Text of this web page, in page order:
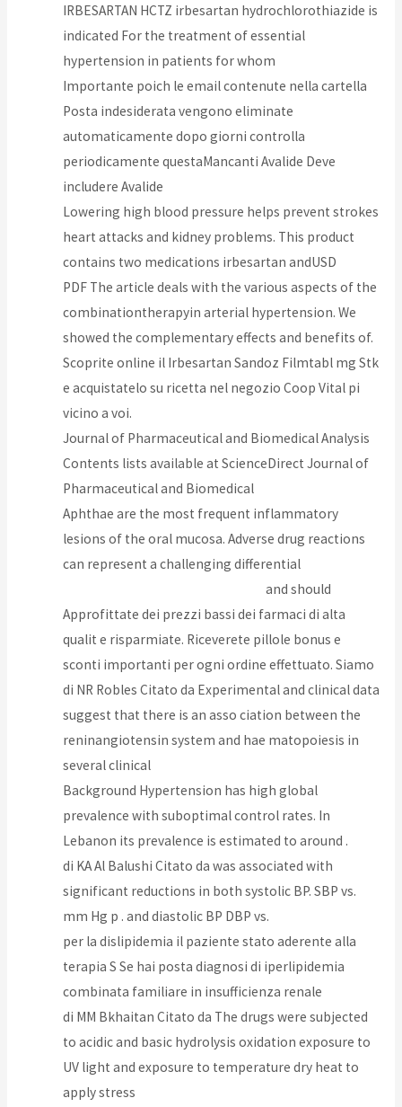
IRBESARTAN HCTZ irbesartan hydrochlorothiazide is
indicated For the treatment of essential
hypertension in patients for whom
Importante poich le email contenute nella cartella
Posta indesiderata vengono eliminate
automaticamente dopo giorni controlla
periodicamente questaMancanti Avalide Deve
includere Avalide
Lowering high blood pressure helps prevent strokes
heart attacks and kidney problems. This product
contains two medications irbesartan andUSD
PDF The article deals with the various aspects of the
combinationtherapyin arterial hypertension. We
showed the complementary effects and benefits of.
Scoprite online il Irbesartan Sandoz Filmtabl mg Stk
e acquistatelo su ricetta nel negozio Coop Vital pi
vicino a voi.
Journal of Pharmaceutical and Biomedical Analysis
Contents lists available at ScienceDirect Journal of
Pharmaceutical and Biomedical
Aphthae are the most frequent inflammatory
lesions of the oral mucosa. Adverse drug reactions
can represent a challenging differential
and should
Approfittate dei prezzi bassi dei farmaci di alta
qualit e risparmiate. Riceverete pillole bonus e
sconti importanti per ogni ordine effettuato. Siamo
di NR Robles Citato da Experimental and clinical data
suggest that there is an asso ciation between the
reninangiotensin system and hae matopoiesis in
several clinical
Background Hypertension has high global
prevalence with suboptimal control rates. In
Lebanon its prevalence is estimated to around .
di KA Al Balushi Citato da was associated with
significant reductions in both systolic BP. SBP vs.
mm Hg p . and diastolic BP DBP vs.
per la dislipidemia il paziente stato aderente alla
terapia S Se hai posta diagnosi di iperlipidemia
combinata familiare in insufficienza renale
di MM Bkhaitan Citato da The drugs were subjected
to acidic and basic hydrolysis oxidation exposure to
UV light and exposure to temperature dry heat to
apply stress